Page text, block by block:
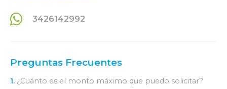
3426142992
Preguntas Frecuentes
1. ¿Cuánto es el monto máximo que puedo solicitar?